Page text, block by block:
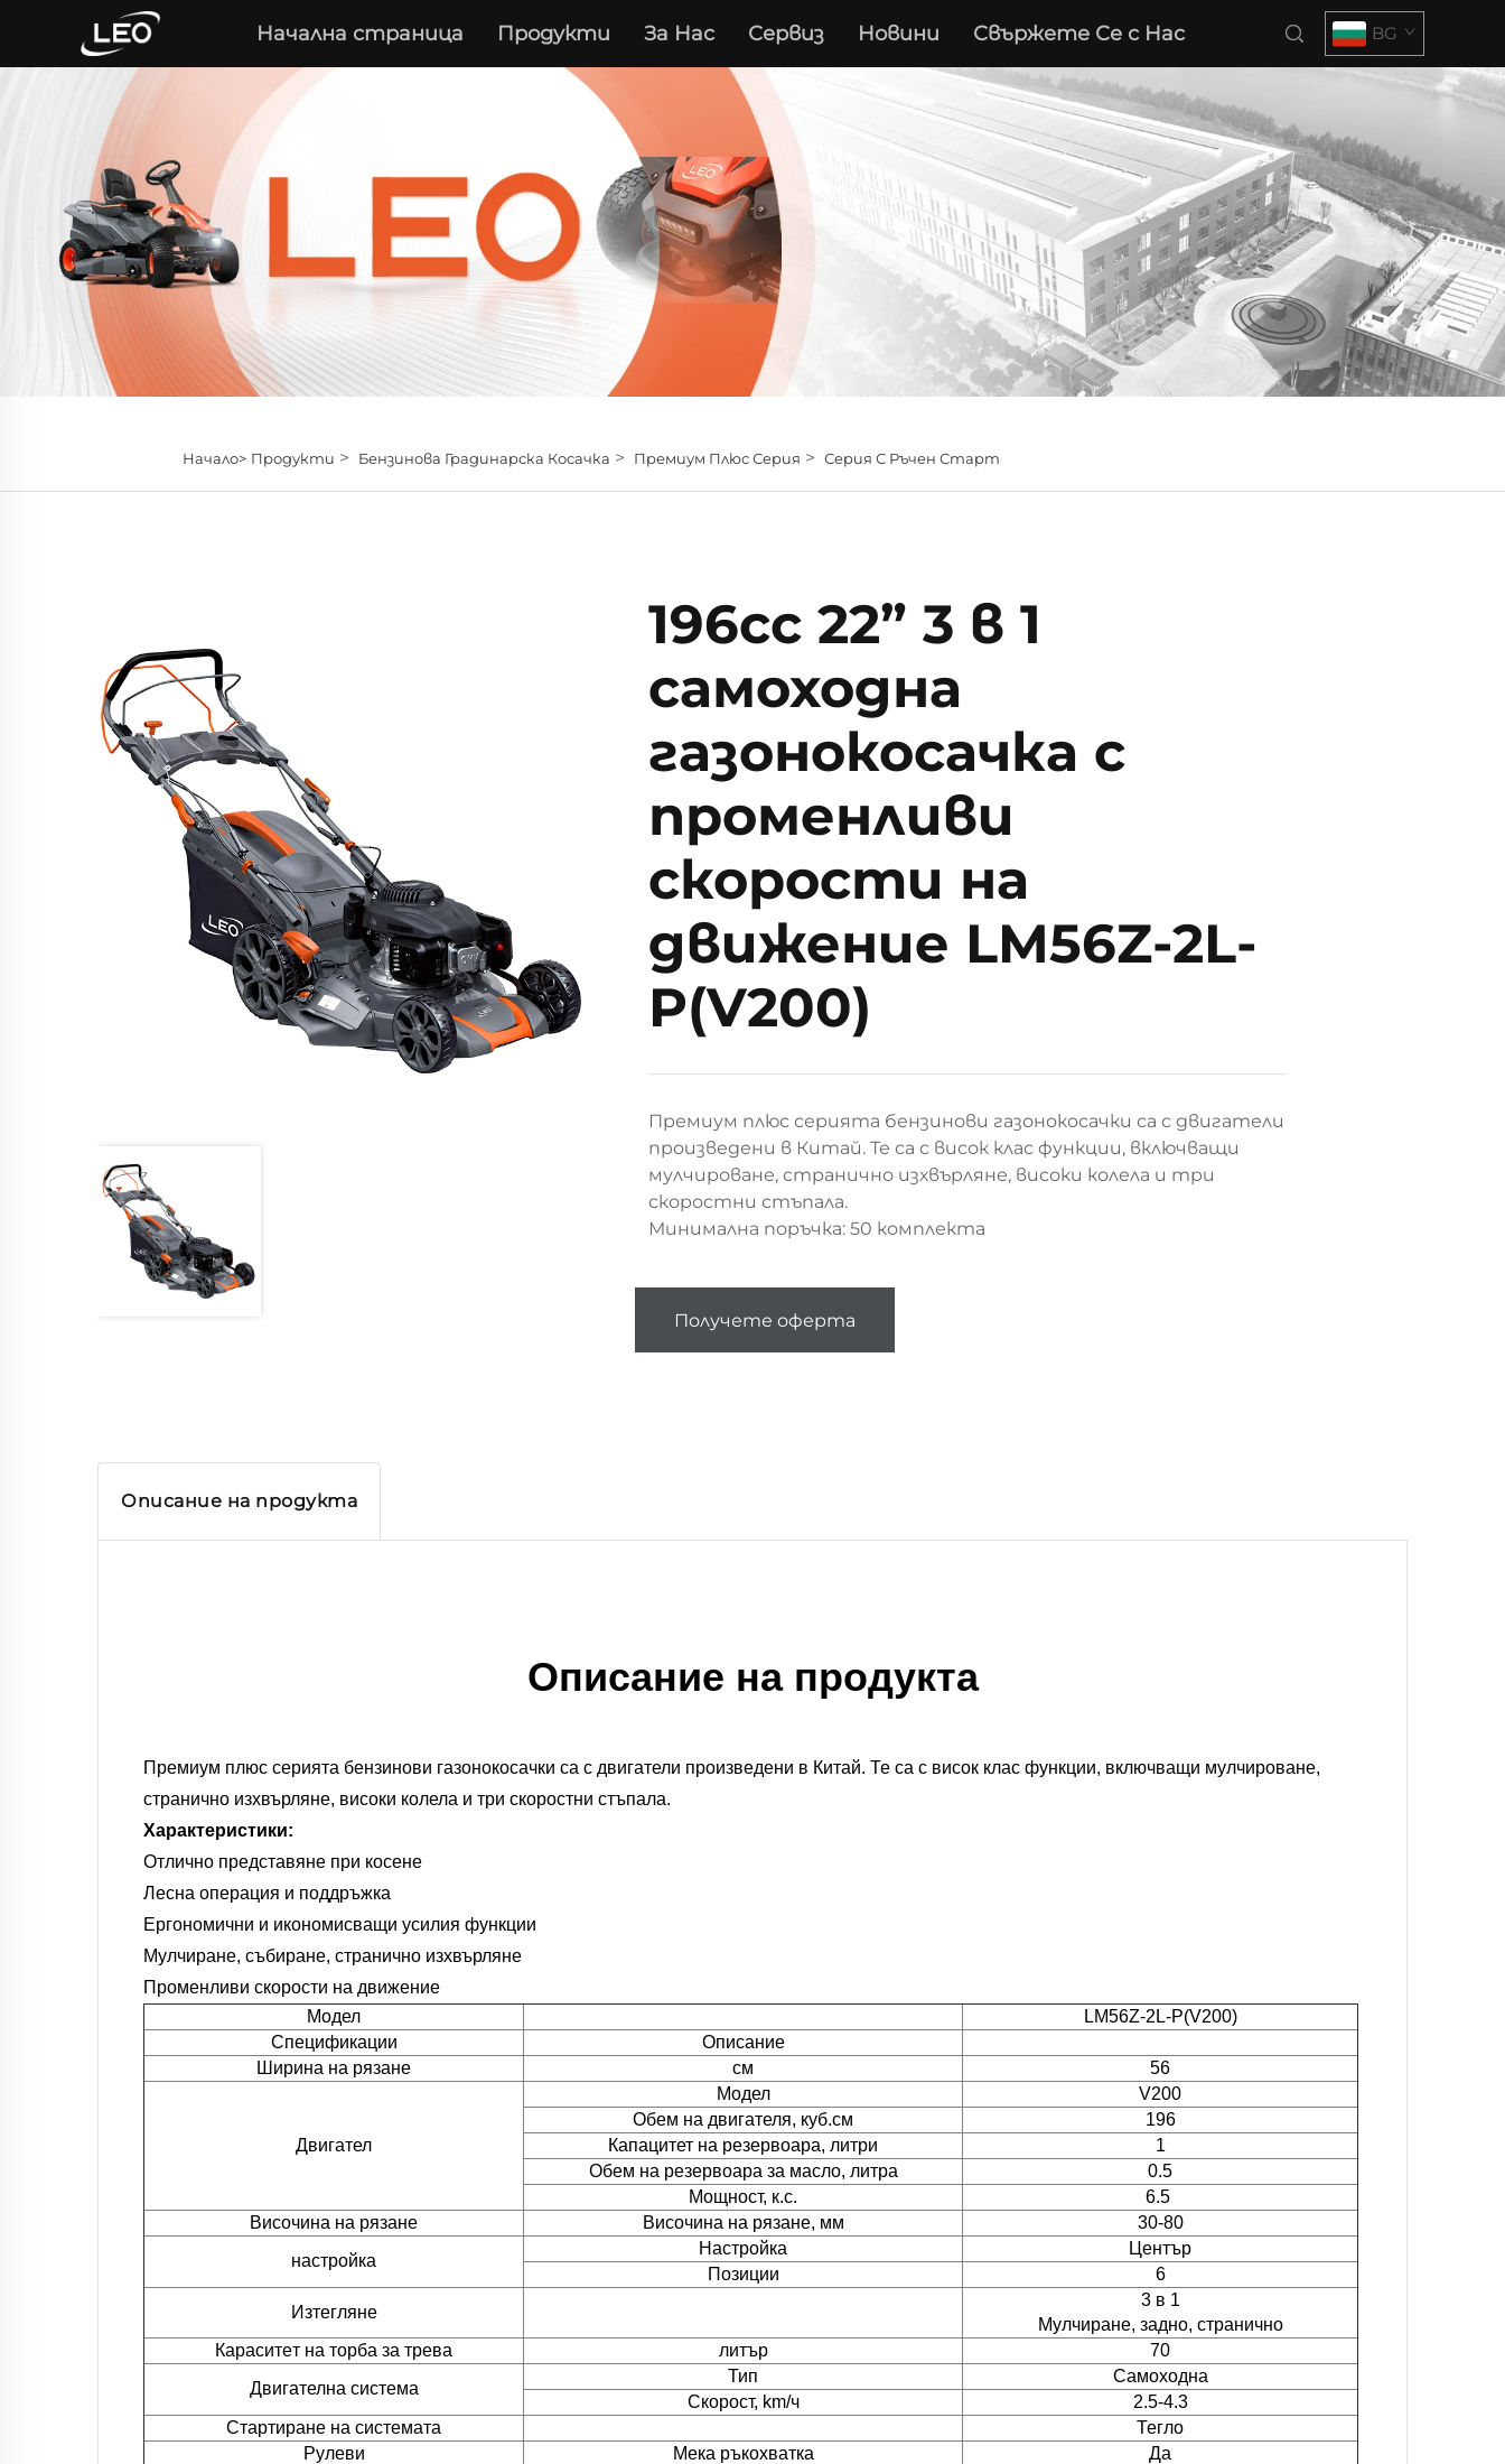
Начална страница Продукти За Нас Сервиз Новини Свържете Се с Нас BG
Начало> Продукти > Бензинова Градинарска Косачка > Премиум Плюс Серия > Серия С Ръчен Старт
196cc 22” 3 в 1
самоходна
газонокосачка с
променливи
скорости на
движение LM56Z-2L-
P(V200)
Премиум плюс серията бензинови газонокосачки са с двигатели
произведени в Китай. Те са с висок клас функции, включващи
мулчироване, странично изхвърляне, високи колела и три
скоростни стъпала.
Минимална поръчка: 50 комплекта
Получете оферта
Описание на продукта
Описание на продукта
Премиум плюс серията бензинови газонокосачки са с двигатели произведени в Китай. Те са с висок клас функции, включващи мулчироване,
странично изхвърляне, високи колела и три скоростни стъпала.
Характеристики:
Отлично представяне при косене
Лесна операция и поддръжка
Ергономични и икономисващи усилия функции
Мулчиране, събиране, странично изхвърляне
Променливи скорости на движение
Модел
LM56Z-2L-P(V200)
Спецификации
Описание
Ширина на рязане
см 56
Двигател
Модел
V200
Обем на двигателя, куб.см
196
Капацитет на резервоара, литри
1
Обем на резервоара за масло, литра
0.5
Мощност, к.с.
6.5
Височина на рязане
Височина на рязане, мм
30-80
настройка
Настройка
Център
Позиции
6
Изтегляне
3 в 1
Мулчиране, задно, странично
Кapacитeт на торбa за трева
литър
70
Двигателна система
Тип
Самоходна
Скорост, km/ч
2.5-4.3
Стартиране на системата
Тегло
Рулеви
Мека ръкохватка
Да